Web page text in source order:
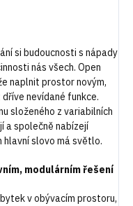
si budoucnosti s nápady
nás všech. Open
naplnit prostor novým,
nevídané funkce.
složeného z variabilních
a společně nabízejí
hlavní slovo má světlo.
modulárním řešení
v obývacím prostoru,